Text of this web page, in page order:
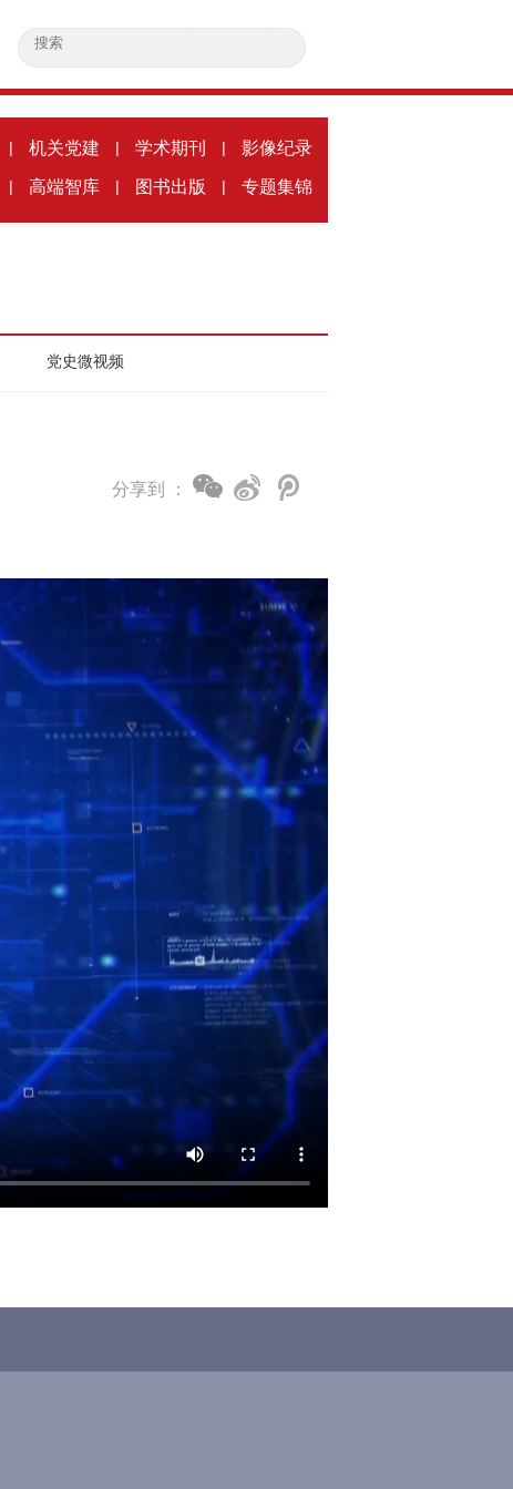
| 机关党建 | 学术期刊 | 影像纪录
| 高端智库 | 图书出版 | 专题集锦
党史微视频
分享到 ：